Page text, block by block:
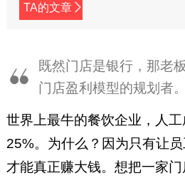
TA的文章
既然门店是银行，那老
门店盈利模型的规划者。
世界上最牛的餐饮企业，人
25%。为什么？因为只有让
才能真正赚大钱。 想把一家